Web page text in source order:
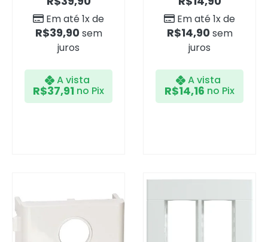
Em até 1x de
R$39,90 sem
juros
A vista
R$37,91 no Pix
Em até 1x de
R$14,90 sem
juros
A vista
R$14,16 no Pix